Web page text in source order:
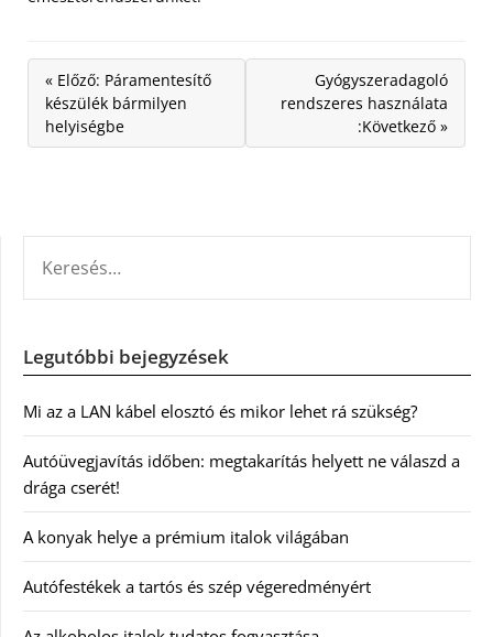
« Előző: Páramentesítő
készülék bármilyen
helyiségbe
Gyógyszeradagoló
rendszeres használata
:Következő »
Legutóbbi bejegyzések
Mi az a LAN kábel elosztó és mikor lehet rá szükség?
Autóüvegjavítás időben: megtakarítás helyett ne válaszd a
drága cserét!
A konyak helye a prémium italok világában
Autófestékek a tartós és szép végeredményért